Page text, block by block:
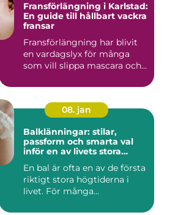
Fransförlängning i Karlstad:
En guide till hållbart vackra
fransar
Fransförlängning har blivit
en vardagslyx för många
som vill slippa mascara och...
08. jan
Balklänningar: stilar,
passform och smarta val
inför en av livets stora
En bal är ofta en av de första
riktigt stora högtiderna i
livet. För många...